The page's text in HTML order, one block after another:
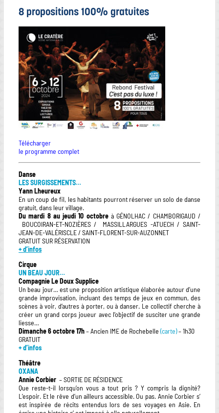
8 propositions 100% gratuites
Télécharger
le programme complet
Danse
LES SURGISSEMENTS…
Yann Lheureux
En un coup de fil, les habitants pourront réserver un solo de danse
gratuit, dans leur village.
Du mardi 8 au jeudi 10 octobre à GÉNOLHAC / CHAMBORIGAUD /
BOUCOIRAN-ET-NOZIÈRES / MASSILLARGUES -ATUECH / SAINT-
JEAN-DE-VALÉRISCLE / SAINT-FLORENT-SUR-AUZONNET
GRATUIT SUR RÉSERVATION
+ d’infos
Cirque
UN BEAU JOUR…
Compagnie Le Doux Supplice
Un beau jour… est une proposition artistique élaborée autour d’une
grande improvisation, incluant des temps de jeux en commun, des
scènes à voir, d’autres à porter, ou à danser. Le collectif cherche à
créer un grand corps joueur avec l’objectif de susciter une grande
liesse…
Dimanche 6 octobre 17h– Ancien IME de Rochebelle (carte)– 1h30
GRATUIT
+ d’infos
Théâtre
OXANA
Annie Corbier – SORTIE DE RÉSIDENCE
Que reste-t-il lorsqu’on vous a tout pris ? Y compris la dignité?
L’espoir. Et le rêve d’un ailleurs accessible. Ou pas. Annie Corbier s’
est inspirée de récits entendus lors de ses voyages en Asie. En